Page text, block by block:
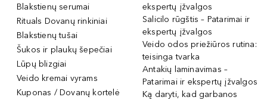
Blakstienų serumai
Rituals Dovanų rinkiniai
Blakstienų tušai
Šukos ir plaukų šepečiai
Lūpų blizgiai
Veido kremai vyrams
Kuponas / Dovanų kortelė
ekspertų įžvalgos
Salicilo rūgštis – Patarimai ir
ekspertų įžvalgos
Veido odos priežiūros rutina:
teisinga tvarka
Antakių laminavimas –
Patarimai ir ekspertų įžvalgos
Ką daryti, kad garbanos